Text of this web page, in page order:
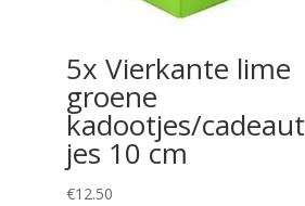
5x Vierkante lime
groene
kadootjes/cadeaut
jes 10 cm
€12.50